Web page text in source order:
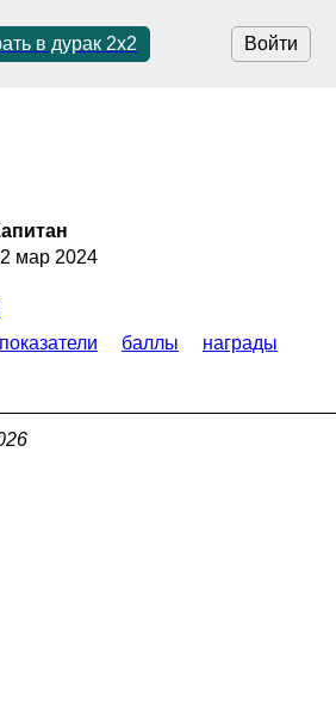
Войти
в дурак 2х2
мар 2024
показатели баллы
награды